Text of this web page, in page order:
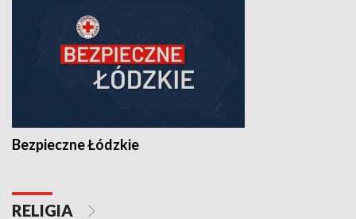
Bezpieczne Łódzkie
RELIGIA